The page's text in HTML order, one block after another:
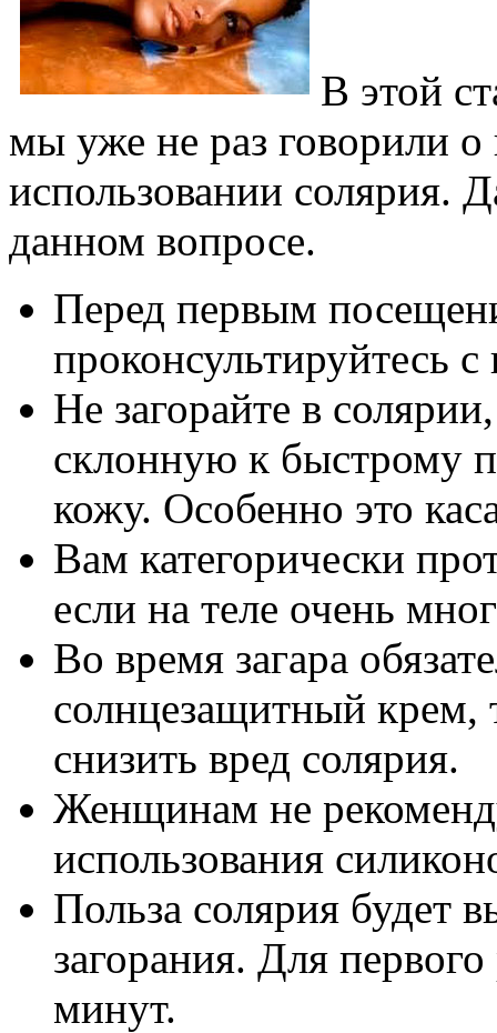
В этой
мы уже не раз говорили
использовании солярия.
данном вопросе.
Перед первым
проконсультируйтесь с
Не загорайте в
склонную к быстрому
кожу. Особенно это
Вам категорически
если на теле очень
Во время загара
солнцезащитный крем,
снизить вред солярия.
Женщинам не
использования
Польза солярия будет
загорания. Для
минут.